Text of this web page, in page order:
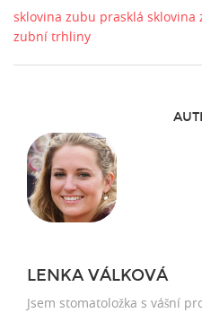
sklovina zubu prasklá sklovina
zubní trhliny
LENKA VÁLKOVÁ
Jsem stomatoložka s vášní